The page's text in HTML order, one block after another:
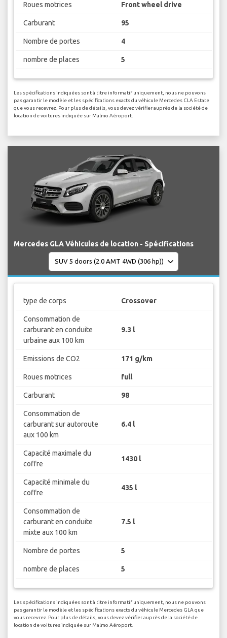
Roues motrices Front wheel drive
Carburant 95
Nombre de portes 4
nombre de places 5
Les spécifications indiquées sont à titre informatif uniquement, nous ne pouvons
pas garantir le modèle et les spécifications exacts du véhicule Mercedes CLA Estate
que vous recevrez. Pour plus de détails, vous devez vérifier auprès de la société de
location de voitures indiquée sur Malmo Aéroport.
Mercedes GLA Véhicules de location - Spécifications
type de corps Crossover
Consommation de
carburant en conduite
urbaine aux 100 km
9.3 l
Emissions de CO2 171 g/km
Roues motrices full
Carburant 98
Consommation de
carburant sur autoroute
aux 100 km
6.4 l
Capacité maximale du
coffre
1430 l
Capacité minimale du
coffre
435 l
Consommation de
carburant en conduite
mixte aux 100 km
7.5 l
Nombre de portes 5
nombre de places 5
Les spécifications indiquées sont à titre informatif uniquement, nous ne pouvons
pas garantir le modèle et les spécifications exacts du véhicule Mercedes GLA que
vous recevrez. Pour plus de détails, vous devez vérifier auprès de la société de
location de voitures indiquée sur Malmo Aéroport.